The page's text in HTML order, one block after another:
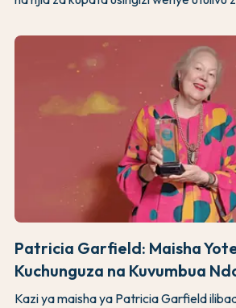
Patricia Garfield: Maisha
Kuchunguza na Kuvumbua
Kazi ya maisha ya Patricia Garfield